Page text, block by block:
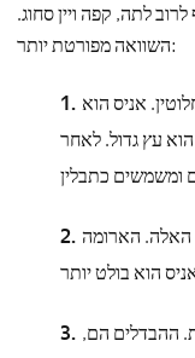
לתה, קפה ויין סחוג.
השוואה מפורטת יותר:
אניס הוא
עץ גדול. לאחר
האלה. הארומה
ההבדלים הם,